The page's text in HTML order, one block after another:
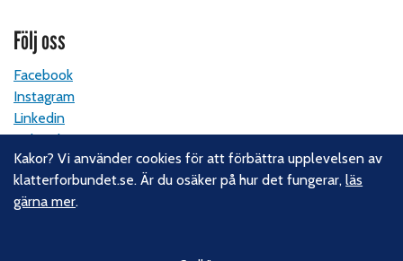
Följ oss
Facebook
Instagram
Linkedin
Nyhetsbrev
Kontakt
Kakor? Vi använder cookies för att förbättra upplevelsen av
klatterforbundet.se. Är du osäker på hur det fungerar,läs
gärna mer.